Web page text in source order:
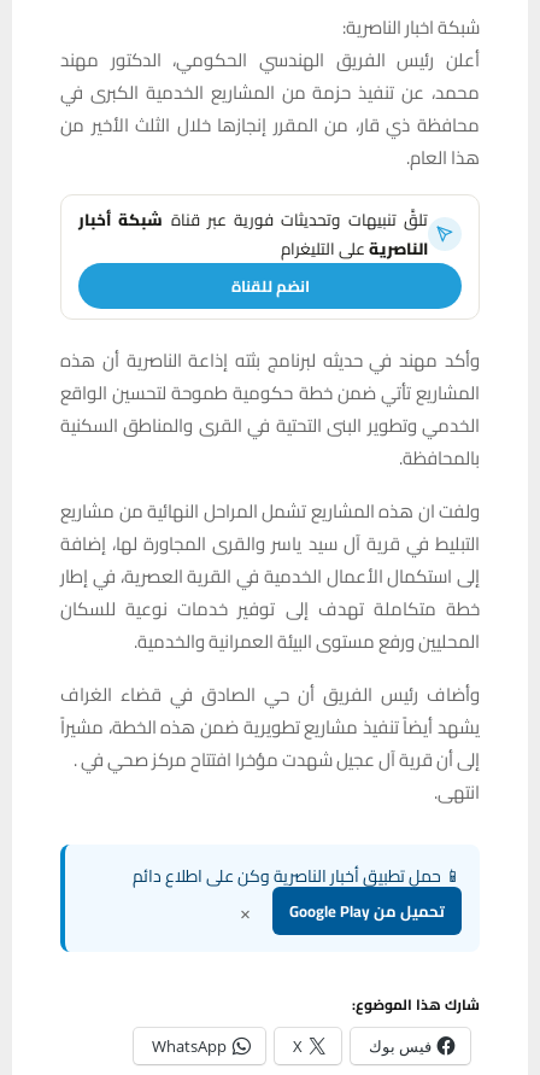
شبكة اخبار الناصرية:
أعلن رئيس الفريق الهندسي الحكومي، الدكتور مهند
محمد، عن تنفيذ حزمة من المشاريع الخدمية الكبرى في
محافظة ذي قار، من المقرر إنجازها خلال الثلث الأخير من
هذا العام.
تلقَّ تنبيهات وتحديثات فورية عبر قناة شبكة أخبار
الناصريةعلى التليغرام
انضم للقناة
وأكد مهند في حديثه لبرنامج بثته إذاعة الناصرية أن هذه
المشاريع تأتي ضمن خطة حكومية طموحة لتحسين الواقع
الخدمي وتطوير البنى التحتية في القرى والمناطق السكنية
بالمحافظة.
ولفت ان هذه المشاريع تشمل المراحل النهائية من مشاريع
التبليط في قرية آل سيد ياسر والقرى المجاورة لها، إضافة
إلى استكمال الأعمال الخدمية في القرية العصرية، في إطار
خطة متكاملة تهدف إلى توفير خدمات نوعية للسكان
المحليين ورفع مستوى البيئة العمرانية والخدمية.
وأضاف رئيس الفريق أن حي الصادق في قضاء الغراف
يشهد أيضاً تنفيذ مشاريع تطويرية ضمن هذه الخطة، مشيراً
إلى أن قرية آل عجيل شهدت مؤخرا افتتاح مركز صحي في .
انتهى.
📱 حمل تطبيق أخبار الناصرية وكن على اطلاع دائم
تحميل من Google Play ×
شارك هذا الموضوع:
فيس بوك X
WhatsApp